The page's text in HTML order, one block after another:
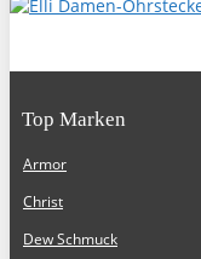
Top Marken
Armor
Christ
Dew Schmuck